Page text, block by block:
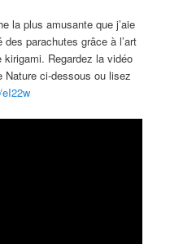
la plus amusante que j’aie
parachutes grâce à l’art
kirigami. Regardez la vidéo
Nature ci-dessous ou lisez